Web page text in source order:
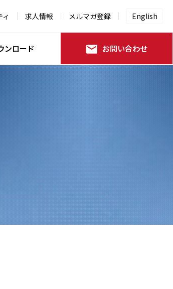
求人情報 メルマガ登録 English
ンロード お問い合わせ